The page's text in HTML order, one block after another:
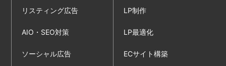
リスティング広告
AIO・SEO対策
ソーシャル広告
LP制作
LP最適化
ECサイト構築